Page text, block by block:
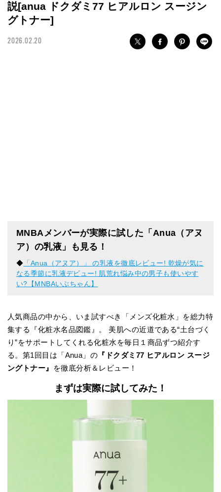
説[anua ドクダミ77 ヒアルロン スージン
グトナー]
2026.02.20
MNBAメンバーが実際に試した「Anua（アヌ
ア）の乳液」も見る！
◆ 「Anua（アヌア）」 の乳液を徹底レビュー! 乾燥が気に
なる季節に乳液デビュー! 肌荒れ悩み中の男子も使いやす
い?【MNBAいぶちゃん】
人気商品の中から、いま試すべき「メンズ化粧水」を総力特
集する『化粧水名品図鑑』。 美肌への近道である“土台づく
り”をサポートしてくれる化粧水を毎日１商品ずつ紹介す
る。第1回目は「Anua」の 『ドクダミ77 ヒアルロン スージ
ングトナー』
を徹底分析＆レビュー！
まずは実際に試してみた！